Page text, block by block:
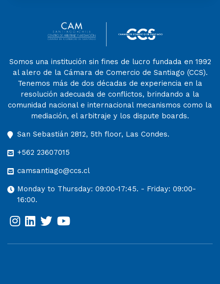
Somos una institución sin fines de lucro fundada en 1992
al alero de la Cámara de Comercio de Santiago (CCS).
Tenemos más de dos décadas de experiencia en la
resolución adecuada de conflictos, brindando a la
comunidad nacional e internacional mecanismos como la
mediación, el arbitraje y los dispute boards.
San Sebastián 2812, 5th floor, Las Condes.
+562 23607015
camsantiago@ccs.cl
Monday to Thursday: 09:00-17:45. - Friday: 09:00-
16:00.